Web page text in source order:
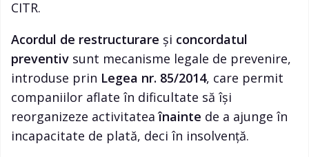
CITR.
Acordul de restructurare și concordatul
preventiv sunt mecanisme legale de prevenire,
introduse prin Legea nr. 85/2014, care permit
companiilor aflate în dificultate să își
reorganizeze activitateaînainte de a ajunge în
incapacitate de plată, deci în insolvență.